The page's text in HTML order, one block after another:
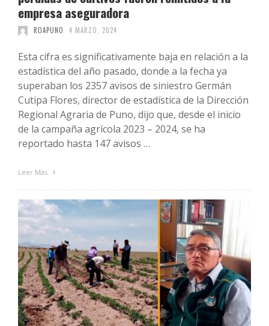
empresa aseguradora
ROAPUNO 4 MARZO, 2024
Esta cifra es significativamente baja en relación a la
estadística del año pasado, donde a la fecha ya
superaban los 2357 avisos de siniestro Germán
Cutipa Flores, director de estadística de la Dirección
Regional Agraria de Puno, dijo que, desde el inicio
de la campaña agrícola 2023 – 2024, se ha
reportado hasta 147 avisos …
Leer Más